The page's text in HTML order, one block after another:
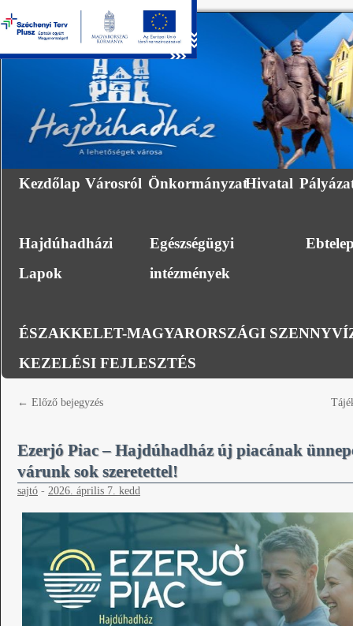
Kezdőlap Városról ÖnkormányzatHivatal
Hajdúhadházi
Lapok
Egészségügyi
intézmények
ÉSZAKKELET-MAGYARORSZÁGI
KEZELÉSI FEJLESZTÉS
← Előző bejegyzés
Ezerjó Piac – Hajdúhadház új piacának
várunk sok szeretettel!
sajtó - 2026. április 7. kedd